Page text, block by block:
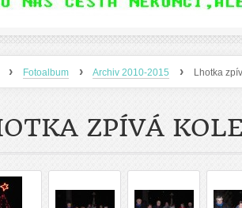
› Fotoalbum › Archiv 2010-2015 › Lhotka
ZPÍVÁ